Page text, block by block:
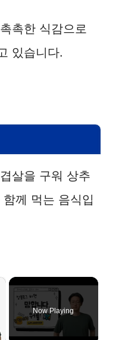
촉한 식감으로
있습니다.
살을 구워 상추
께 먹는 음식입
×
Now Playing